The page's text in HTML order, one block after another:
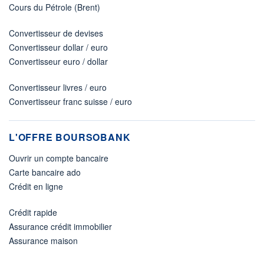
Cours du Pétrole (Brent)
Convertisseur de devises
Convertisseur dollar / euro
Convertisseur euro / dollar
Convertisseur livres / euro
Convertisseur franc suisse / euro
L'OFFRE BOURSOBANK
Ouvrir un compte bancaire
Carte bancaire ado
Crédit en ligne
Crédit rapide
Assurance crédit immobilier
Assurance maison